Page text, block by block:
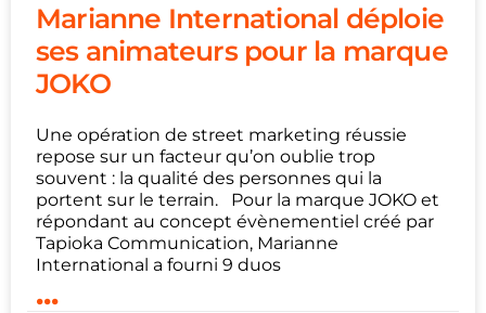
Marianne International déploie
ses animateurs pour la marque
JOKO
Une opération de street marketing réussie
repose sur un facteur qu’on oublie trop
souvent : la qualité des personnes qui la
portent sur le terrain. Pour la marque JOKO et
répondant au concept évènementiel créé par
Tapioka Communication, Marianne
International a fourni 9 duos
...